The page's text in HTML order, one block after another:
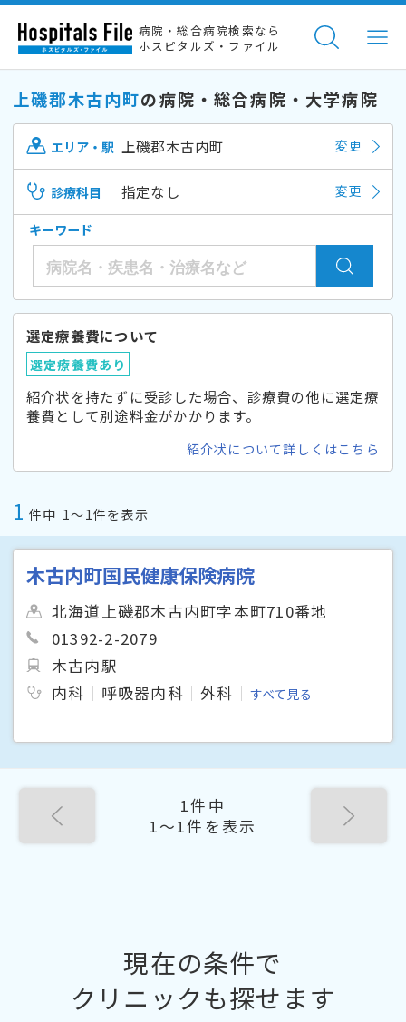
病院・総合病院検索なら
ホスピタルズ・ファイル
上磯郡木古内町の病院・総合病院・大学病院
エリア・駅 上磯郡木古内町 変更
診療科目 指定なし 変更
キーワード
選定療養費について
選定療養費あり
紹介状を持たずに受診した場合、診療費の他に選定療
養費として別途料金がかかります。
紹介状について詳しくはこちら
1 件中 1〜1件を表示
木古内町国民健康保険病院
北海道上磯郡木古内町字本町710番地
01392-2-2079
木古内駅
内科
呼吸器内科 外科 すべて見る
1件中
1〜1件を表示
現在の条件で
クリニックも探せます